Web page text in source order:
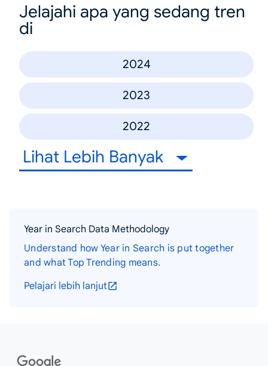
Jelajahi apa yang sedang tren
di
2024
2023
2022
Lihat Lebih Banyak
Year in Search Data Methodology
Understand how Year in Search is put together
and what Top Trending means.
Pelajari lebih lanjut